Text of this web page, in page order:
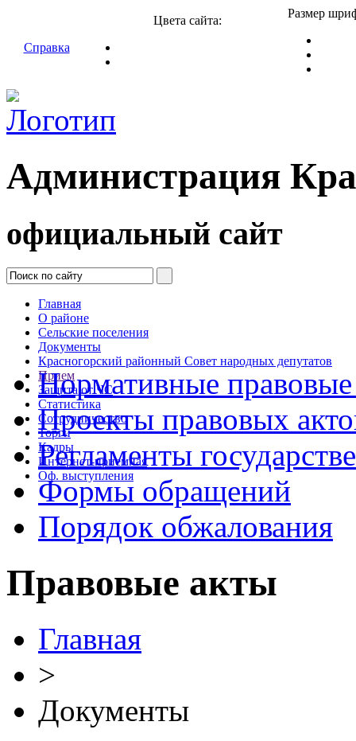
Справка
Цвета сайта:
Размер
Администрация
официальный сайт
Главная
О районе
Сельские поселения
Документы
Красногорский районный Совет народных депутатов
Прием
Защита от ЧС
Статистика
Сотрудничество
Торги
Кадры
Интернет-приемная
Оф. выступления
Нормативные
Проекты правовых
Регламенты
Формы обращений
Порядок обжалования
Правовые акты
Главная
>
Документы